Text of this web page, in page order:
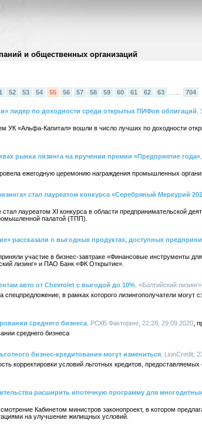
и общественных организаций
52 53 54 55 56 57 58 59 60 61 62 63 704
лидер по доходности среди открытых ПИФов облигаций
УК «Альфа-Капитал» вошли в число лучших по доходности
рынка лизинга на вручении премии «Предприятие года»
ежегодную церемонию награждения промышленных
стал лауреатом конкурса «Серебряный Меркурий
стал лауреатом XI конкурса в области предпринимательской
палатой (ТПП).
рассказали о выгодных продуктах, доступных
участие в бизнес-завтраке «Финансовые инструменты
лизинг» и ПАО Банк «ФК Открытие».
авто от Chevrolet с выгодой до 10% , «Балтийский
спецпредложение, в рамках которого лизингополучатели могут
среднего бизнеса , РСХБ Факторинг, 22:28, 29.09.2020
среднего бизнеса
бизнес-кредитования могут измениться , LionCredit,
корректировки условий льготных кредитов,
расширить ипотечную программу для
Кабинетом министров законопроект, в котором
на улучшение жилищных условий.